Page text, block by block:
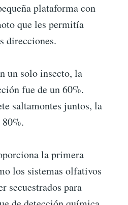
plataforma con
que les permitía
direcciones.
un solo insecto, la
fue de un 60%.
saltamontes juntos, la
la primera
los sistemas olfativos
secuestrados para